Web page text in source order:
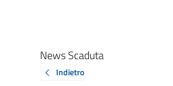
News Scaduta
Indietro